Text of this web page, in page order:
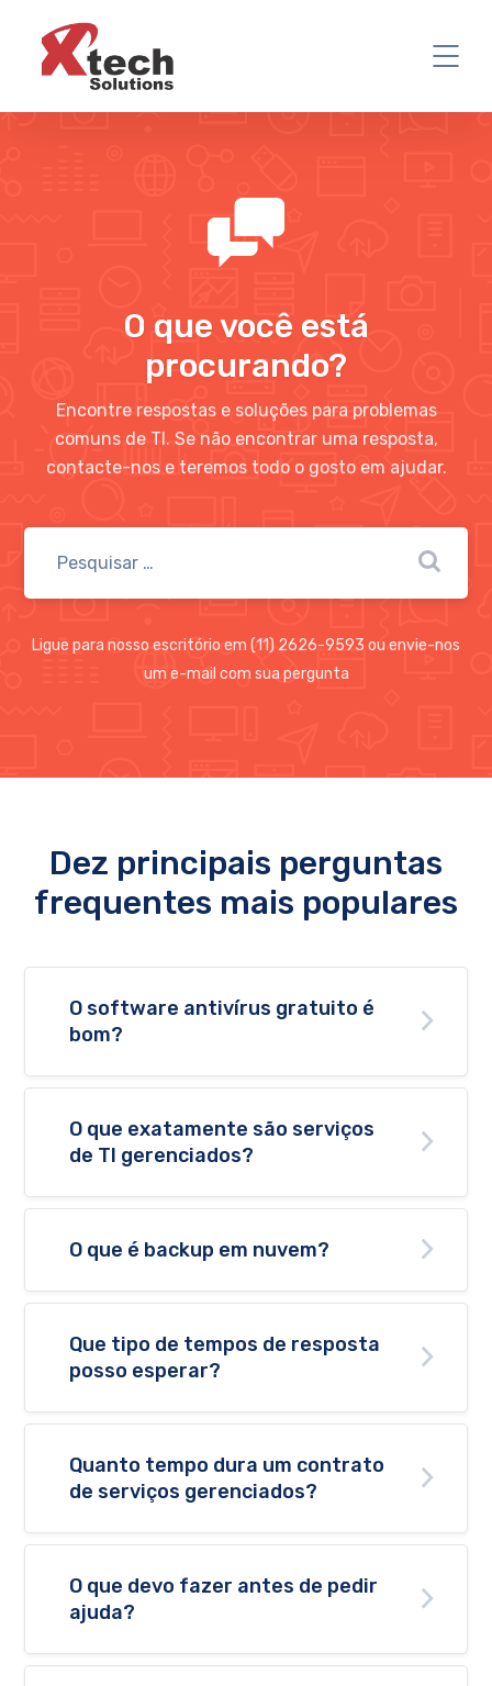
O que você está
procurando?
Encontre respostas e soluções para problemas
comuns de TI. Se não encontrar uma resposta,
contacte-nos e teremos todo o gosto em ajudar.
Ligue para nosso escritório em (11) 2626-9593 ou envie-nos
um e-mail com sua pergunta
Dez principais perguntas
frequentes mais populares
O software antivírus gratuito é
bom?
O que exatamente são serviços
de TI gerenciados?
O que é backup em nuvem?
Que tipo de tempos de resposta
posso esperar?
Quanto tempo dura um contrato
de serviços gerenciados?
O que devo fazer antes de pedir
ajuda?